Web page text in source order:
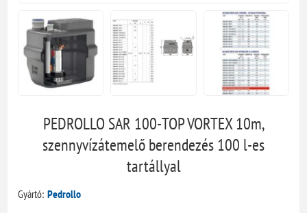
PEDROLLO SAR 100-TOP VORTEX 10m,
szennyvízátemelő berendezés 100 l-es
tartállyal
Gyártó: Pedrollo